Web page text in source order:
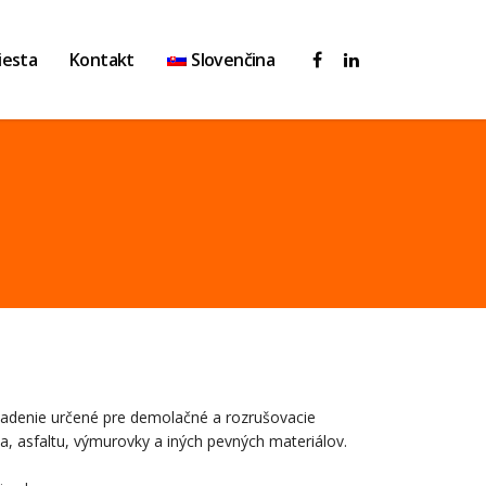
Kontakt Slovenčina
určené pre demolačné a rozrušovacie
asfaltu, výmurovky a iných pevných materiálov.